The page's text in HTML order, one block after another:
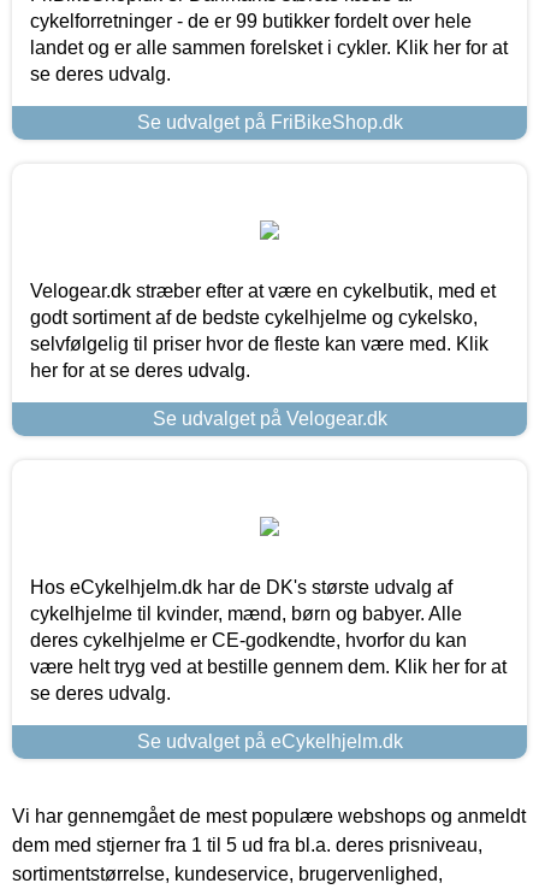
cykelforretninger - de er 99 butikker fordelt over hele
landet og er alle sammen forelsket i cykler. Klik her for at
se deres udvalg.
Se udvalget på FriBikeShop.dk
Velogear.dk stræber efter at være en cykelbutik, med et
godt sortiment af de bedste cykelhjelme og cykelsko,
selvfølgelig til priser hvor de fleste kan være med. Klik
her for at se deres udvalg.
Se udvalget på Velogear.dk
Hos eCykelhjelm.dk har de DK's største udvalg af
cykelhjelme til kvinder, mænd, børn og babyer. Alle
deres cykelhjelme er CE-godkendte, hvorfor du kan
være helt tryg ved at bestille gennem dem. Klik her for at
se deres udvalg.
Se udvalget på eCykelhjelm.dk
Vi har gennemgået de mest populære webshops og anmeldt
dem med stjerner fra 1 til 5 ud fra bl.a. deres prisniveau,
sortimentstørrelse, kundeservice, brugervenlighed,